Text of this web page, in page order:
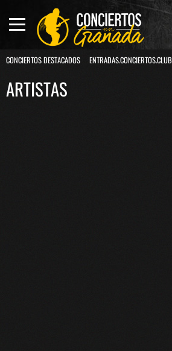
CONCIERTOS DESTACADOS ENTRADAS.CONCIERTOS.CLUB
ARTISTAS